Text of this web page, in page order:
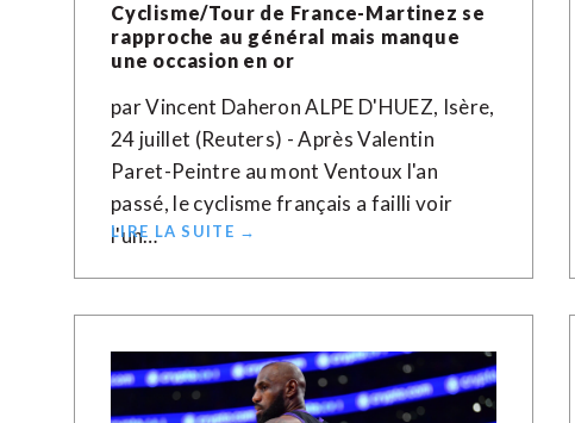
Cyclisme/Tour de France-Martinez se
rapproche au général mais manque
une occasion en or
par Vincent Daheron ALPE D'HUEZ, Isère,
24 juillet (Reuters) - Après Valentin
Paret-Peintre au mont Ventoux l'an
passé, le cyclisme français a failli voir
l'un…
LIRE LA SUITE →